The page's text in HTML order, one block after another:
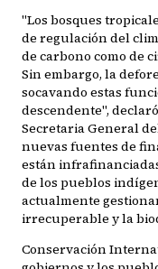
"Los bosques
de regulación del
de carbono como de
Sin embargo, la
socavando estas
descendente",
Secretaria General
nuevas fuentes de
están
de los pueblos
actualmente
irrecuperable y la
Conservación